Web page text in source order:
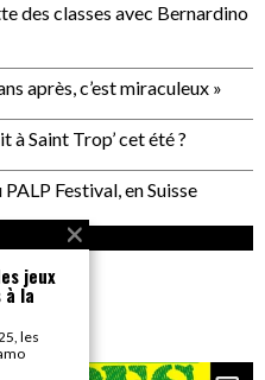
des classes avec Bernardino
après, c’est miraculeux »
à Saint Trop’ cet été ?
Festival, en Suisse
jeux
à la
les